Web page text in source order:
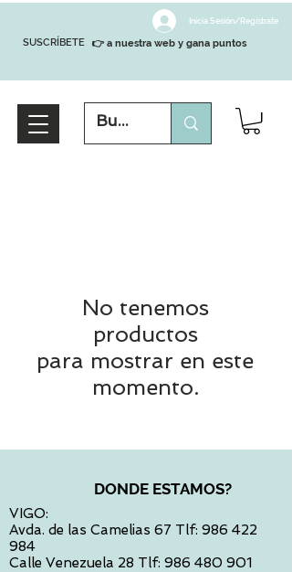
SUSCRÍBETE
Inicia Sesión/Regístrate
👉 a nuestra web y gana puntos
No tenemos
productos
para mostrar en este
momento.
DONDE ESTAMOS?
VIGO:
Avda. de las Camelias 67 Tlf: 986 422
984
Calle Venezuela 28 Tlf: 986 480 901